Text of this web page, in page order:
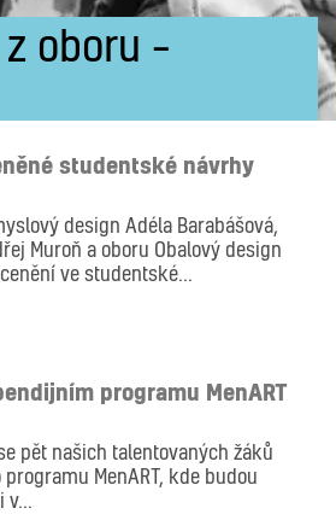
oboru –
studentské návrhy
design Adéla Barabášová,
Muroň a oboru Obalový design
ve studentské...
programu MenART
pět našich talentovaných žáků
MenART, kde budou
v...